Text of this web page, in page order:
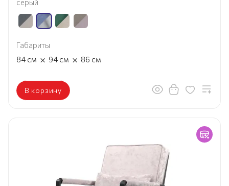
Габариты
84 см × 94 см × 86 см
В корзину